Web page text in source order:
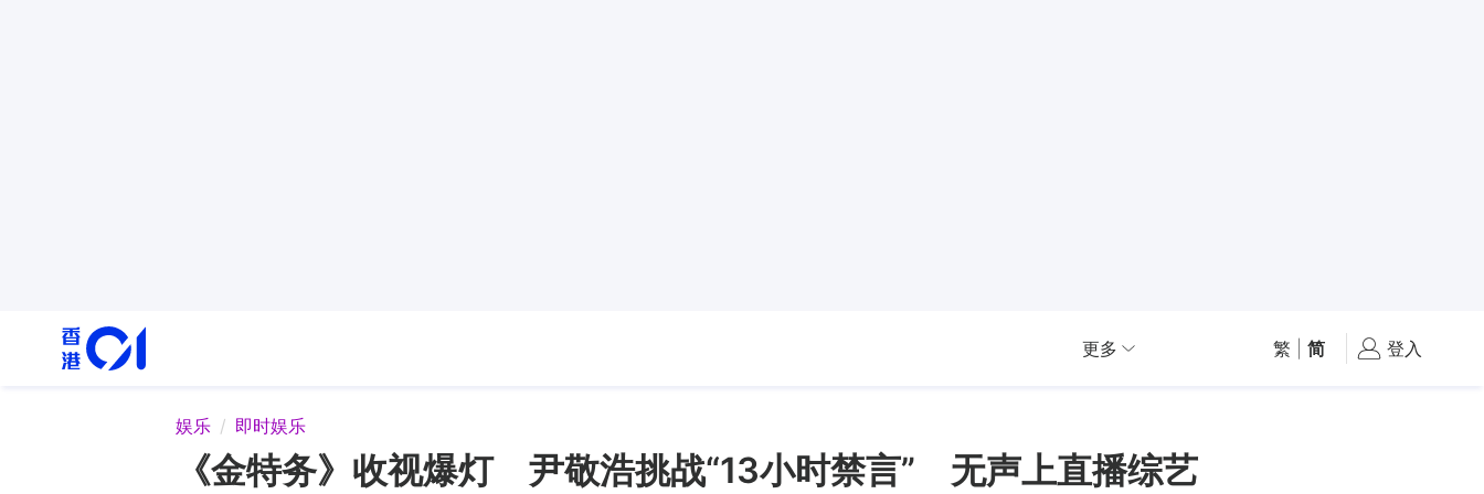
更多 繁 简 登入
娱乐 即时娱乐
《金特务》收视爆灯 尹敬浩挑战“13小时禁言” 无声上直播综艺